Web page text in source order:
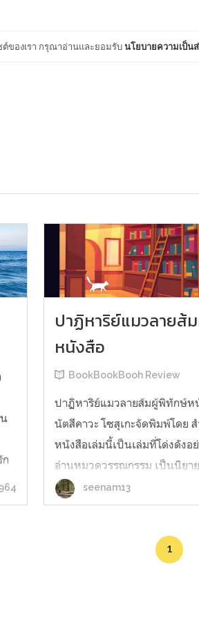
ต์ของเรา กรุณาอ่านและยอมรับนโยบายความเป็น
ปาฏิหาริย์แมวลายส้
หนังสือ
BookBookBooh Review
ปาฏิหาริย์แมวลายส้มผู้พิทักษ์ห
นัตสึคาวะ โซสุเกะจัดพิมพ์โดย
หนังสือเล่มนี้เป็นเล่มที่โด่งดังอ
อ่านหมวดวรรณกรรม เป็นนิย
รางวัลJapan Bookseller
แฟนตาซีที่ไม่ว่าจะอยู่ในวัยไหน
seenam13
1